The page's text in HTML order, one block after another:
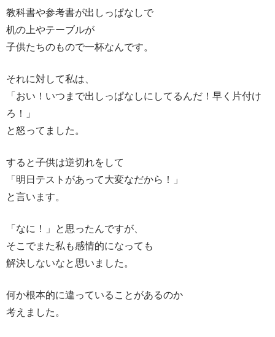
教科書や参考書が出しっぱなしで
机の上やテーブルが
子供たちのもので一杯なんです。
それに対して私は、
「おい！いつまで出しっぱなしにしてるんだ！早く片付け
ろ！」
と怒ってました。
すると子供は逆切れをして
「明日テストがあって大変なだから！」
と言います。
「なに！」と思ったんですが、
そこでまた私も感情的になっても
解決しないなと思いました。
何か根本的に違っていることがあるのか
考えました。